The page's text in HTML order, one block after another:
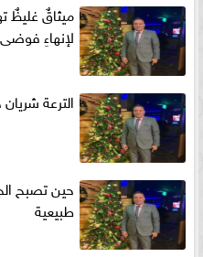
ميثاقٌ غليظٌ
لإنهاءِ
الترعة
حين تصبح
طبيعية